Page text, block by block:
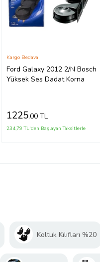
Ford Galaxy 2012 2/N Bosch
Yüksek Ses Dadat Korna
Kargo Bedava
1225,00 TL
234,79 TL'den Başlayan Taksitlerle
Koltuk Kılıfları %20